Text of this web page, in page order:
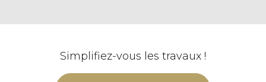
Simplifiez-vous les travaux !